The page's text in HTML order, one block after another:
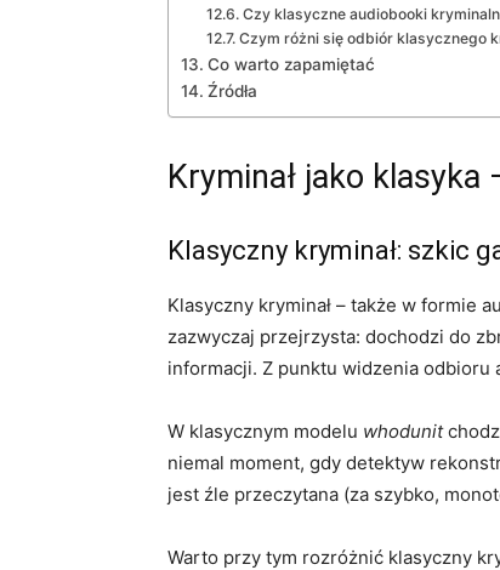
Czy klasyczne audiobooki
Czym różni się odbiór klasycznego
Co warto zapamiętać
Źródła
Kryminał jako klasyka
Klasyczny kryminał: szkic
Klasyczny kryminał – także w formie
zazwyczaj przejrzysta: dochodzi do
informacji. Z punktu widzenia odbioru
W klasycznym modelu whodunit
niemal moment, gdy detektyw
jest źle przeczytana (za szybko,
Warto przy tym rozróżnić klasyczny